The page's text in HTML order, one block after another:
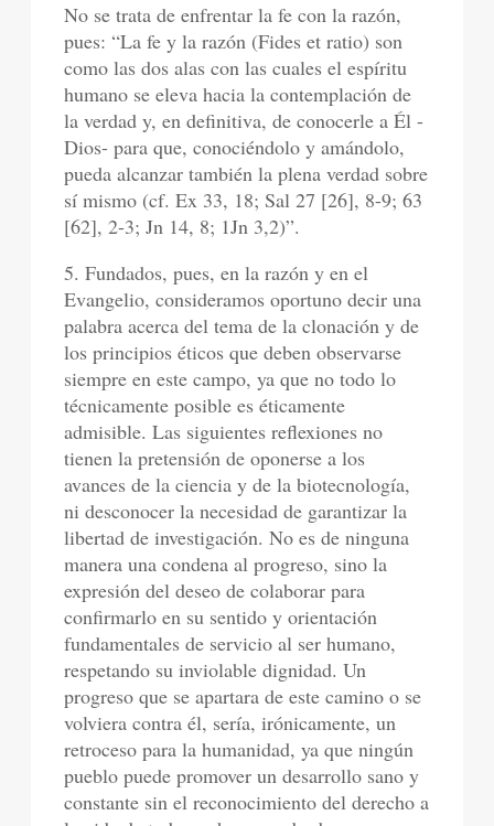
No se trata de enfrentar la fe con la razón,
pues: “La fe y la razón (Fides et ratio) son
como las dos alas con las cuales el espíritu
humano se eleva hacia la contemplación de
la verdad y, en definitiva, de conocerle a Él -
Dios- para que, conociéndolo y amándolo,
pueda alcanzar también la plena verdad sobre
sí mismo (cf. Ex 33, 18; Sal 27 [26], 8-9; 63
[62], 2-3; Jn 14, 8; 1Jn 3,2)”.
5. Fundados, pues, en la razón y en el
Evangelio, consideramos oportuno decir una
palabra acerca del tema de la clonación y de
los principios éticos que deben observarse
siempre en este campo, ya que no todo lo
técnicamente posible es éticamente
admisible. Las siguientes reflexiones no
tienen la pretensión de oponerse a los
avances de la ciencia y de la biotecnología,
ni desconocer la necesidad de garantizar la
libertad de investigación. No es de ninguna
manera una condena al progreso, sino la
expresión del deseo de colaborar para
confirmarlo en su sentido y orientación
fundamentales de servicio al ser humano,
respetando su inviolable dignidad. Un
progreso que se apartara de este camino o se
volviera contra él, sería, irónicamente, un
retroceso para la humanidad, ya que ningún
pueblo puede promover un desarrollo sano y
constante sin el reconocimiento del derecho a